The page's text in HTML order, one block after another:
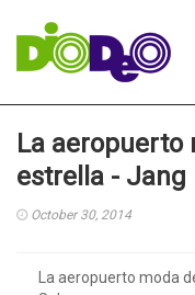
La aeropuerto
estrella - Jang
October 30, 2014
La aeropuerto moda